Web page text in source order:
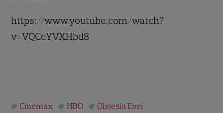
https://www.youtube.com/watch?
v=VQCcYVXHbd8
Cinemax HBO
Obsesia Evei